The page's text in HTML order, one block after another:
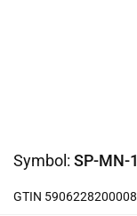
Symbol: SP-MN-1
GTIN 5906228200008